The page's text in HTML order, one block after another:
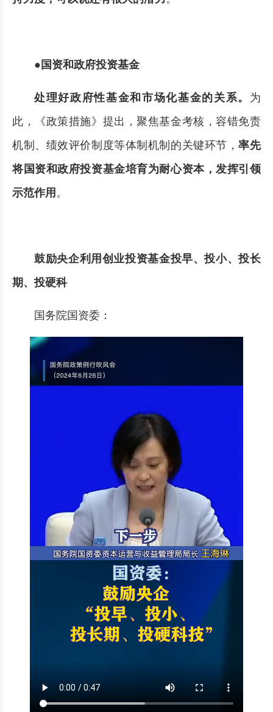
●国资和政府投资基金
处理好政府性基金和市场化基金的关系。 为
此，《政策措施》提出，聚焦基金考核，容错免责
机制、绩效评价制度等体制机制的关键环节，率先
将国资和政府投资基金培育为耐心资本，发挥引领
示范作用 。
鼓励央企利用创业投资基金投早、投小、投长
期、投硬科
国务院国资委：